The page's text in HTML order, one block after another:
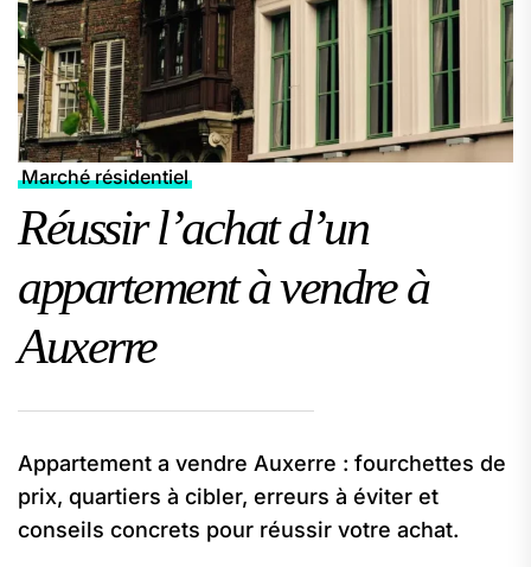
Marché résidentiel
Réussir l’achat d’un
appartement à vendre à
Auxerre
Appartement a vendre Auxerre : fourchettes de
prix, quartiers à cibler, erreurs à éviter et
conseils concrets pour réussir votre achat.